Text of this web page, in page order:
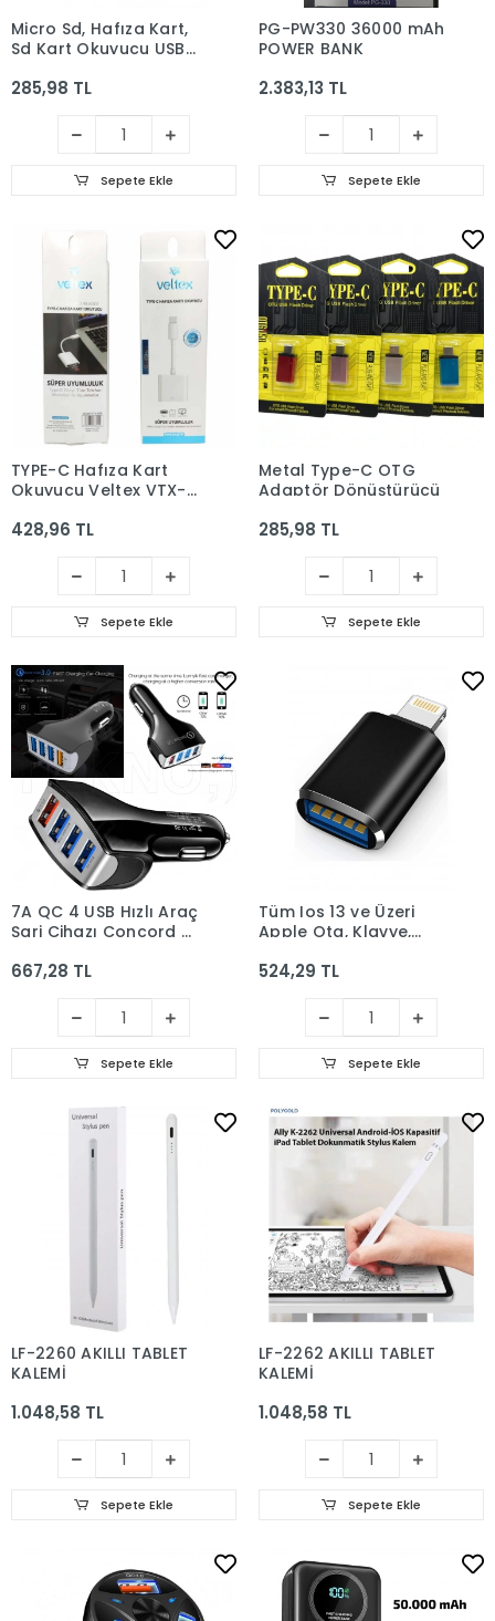
Micro Sd, Hafıza Kart,
Sd Kart Okuyucu USB
285,98 TL
Sepete Ekle
PG-PW330 36000 mAh
POWER BANK
2.383,13 TL
Sepete Ekle
TYPE-C Hafıza Kart
Okuyucu Veltex VTX-
428,96 TL
Sepete Ekle
Metal Type-C OTG
Adaptör Dönüştürücü
285,98 TL
Sepete Ekle
7A QC 4 USB Hızlı Araç
Şarj Cihazı Concord C-
667,28 TL
Sepete Ekle
Tüm Ios 13 ve Üzeri
Apple Otg, Klavye,
Kamera
524,29 TL
Sepete Ekle
LF-2260 AKILLI TABLET
KALEMİ
1.048,58 TL
Sepete Ekle
LF-2262 AKILLI TABLET
KALEMİ
1.048,58 TL
Sepete Ekle